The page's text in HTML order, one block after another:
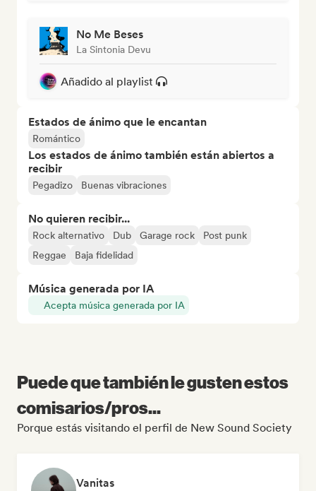
No Me Beses
La Sintonia Devu
Añadido al playlist
Estados de ánimo que le encantan
Romántico
Los estados de ánimo también están abiertos a
recibir
Pegadizo Buenas vibraciones
No quieren recibir...
Rock alternativo Dub Garage rock
Post punk
Reggae
Baja fidelidad
Música generada por IA
Acepta música generada por IA
Puede que también le gusten estos
comisarios/pros...
Porque estás visitando el perfil de New Sound Society
Vanitas